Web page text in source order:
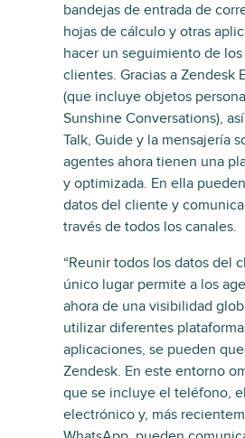
bandejas de entrada de
hojas de cálculo y otras
hacer un seguimiento de
clientes. Gracias a Zendesk
(que incluye objetos
Sunshine Conversations),
Talk, Guide y la mensajería
agentes ahora tienen una
y optimizada. En ella
datos del cliente y
través de todos los canales.
“Reunir todos los datos del
único lugar permite a los
ahora de una visibilidad
utilizar diferentes
aplicaciones, se pueden
Zendesk. En este entorno
que se incluye el teléfono,
electrónico y, más